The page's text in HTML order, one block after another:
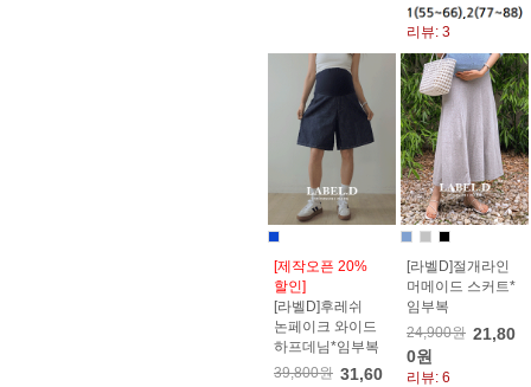
리뷰: 3
[제작오픈 20%
할인]
[라벨D]후레쉬
논페이크 와이드
하프데님*임부복
39,800원 31,60
[라벨D]절개라인
머메이드 스커트*
임부복
24,900원 21,80
0원
리뷰: 6